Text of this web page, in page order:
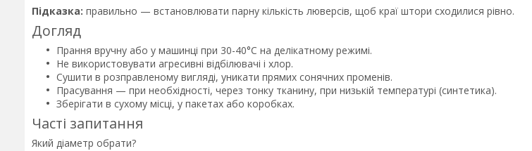
Підказка: правильно — встановлювати парну кількість люверсів, щоб краї штори сходилися рівно.
Догляд
Прання вручну або у машинці при 30-40°C на делікатному режимі.
Не використовувати агресивні відбілювачі і хлор.
Сушити в розправленому вигляді, уникати прямих сонячних променів.
Прасування — при необхідності, через тонку тканину, при низькій температурі (синтетика).
Зберігати в сухому місці, у пакетах або коробках.
Часті запитання
Який діаметр обрати?